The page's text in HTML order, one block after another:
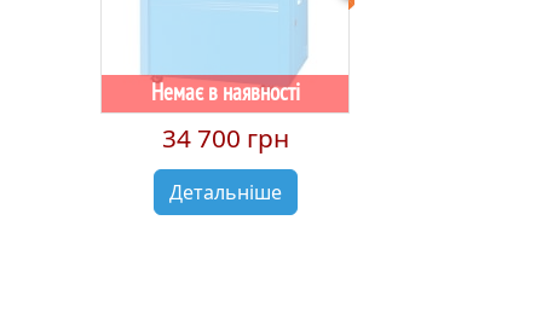
Немає в наявності
34 700 грн
Детальніше